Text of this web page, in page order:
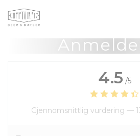
Panel for informasjonskapsler
4.5 /5
Gjennomsnittlig vurdering —